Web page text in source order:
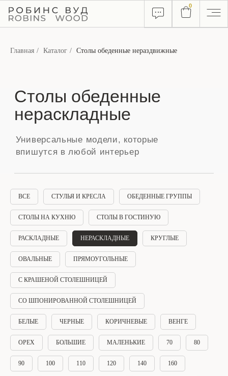
Главная / Каталог / Столы обеденные нераздвижные
Универсальные модели, которые
ВСЕ СТУЛЬЯ И КРЕСЛА ОБЕДЕННЫЕ ГРУППЫ
СТОЛЫ НА КУХНЮ СТОЛЫ В ГОСТИНУЮ
РАСКЛАДНЫЕ НЕРАСКЛАДНЫЕ КРУГЛЫЕ
ОВАЛЬНЫЕ ПРЯМОУГОЛЬНЫЕ
С КРАШЕНОЙ СТОЛЕШНИЦЕЙ
СО ШПОНИРОВАННОЙ СТОЛЕШНИЦЕЙ
БЕЛЫЕ ЧЕРНЫЕ КОРИЧНЕВЫЕ ВЕНГЕ
ОРЕХ БОЛЬШИЕ МАЛЕНЬКИЕ 70 80
90 100 110 120 140 160